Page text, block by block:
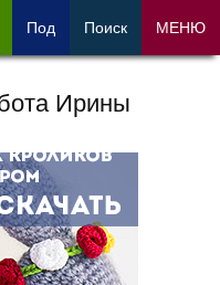
Ирины
Под Поиск МЕНЮ